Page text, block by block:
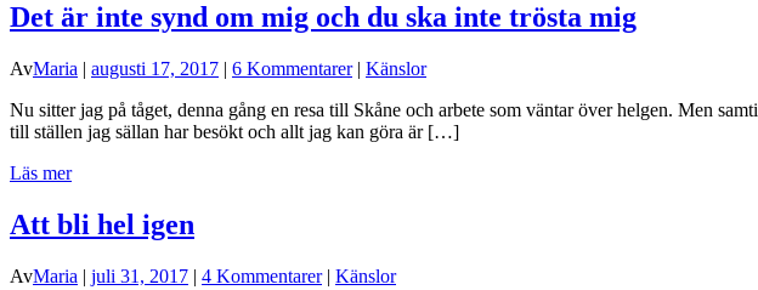
Det är inte synd om mig och du ska inte trösta mig
AvMaria | augusti 17, 2017 | 6 Kommentarer| Känslor
Nu sitter jag på tåget, denna gång en resa till Skåne och arbete som väntar över helgen. Men
till ställen jag sällan har besökt och allt jag kan göra är […]
Läs mer
Att bli hel igen
AvMaria | juli 31, 2017 | 4 Kommentarer| Känslor